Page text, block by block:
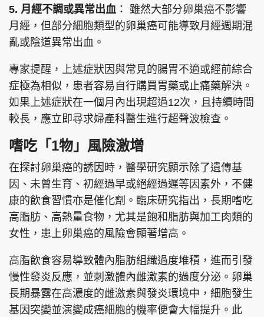
5. 月經不調或異常出血 ： 雖然大部分卵巢癌不影響
月經，但部分細胞類型的卵巢癌可能導致月經週期混
亂或陰道異常出血。
專家提醒，上述症狀因與常見的腸胃不適或經前綜合
症極為相似，患者容易自行購買胃藥或止痛藥解決。
如果上述症狀在一個月內出現超過12次，且持續時間
較長，應立即尋求婦產科醫生進行超聲波檢查。
嗜吃「1物」風險激增
在探討卵巢癌的誘因時，醫學研究顯示除了遺傳基
因、未曾生育、初經過早或絕經過遲等因素外，不健
康的飲食習慣亦是催化劑。臨床研究指出，長期嗜吃
高脂肪、高熱量食物，尤其是飽和脂肪與加工肉類的
女性，患上卵巢癌的風險會顯著增高。
高脂飲食容易導致體內脂肪組織過度堆積，進而引發
慢性發炎反應，並刺激體內雌激素的過度分泌。卵巢
長期暴露在高濃度的雌激素與發炎環境中，細胞發生
基因突變並演變成癌細胞的機率便會大幅提升。此